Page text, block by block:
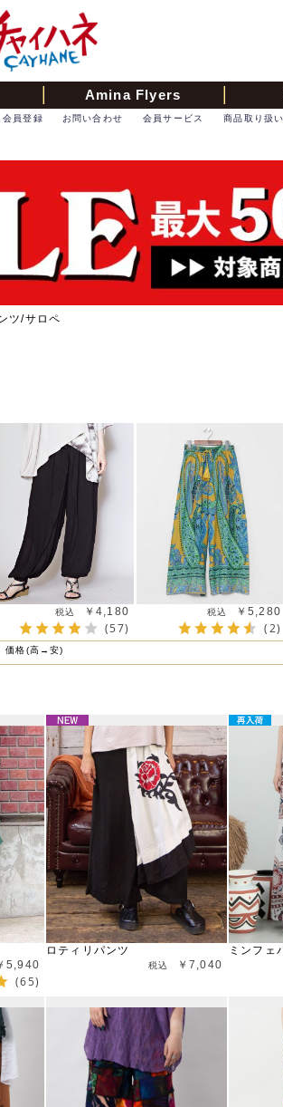
Amina Flyers
商品取り扱
会員サービス
お問い合わせ
会員登録
ツ/サロペ
￥4,180
(57)
￥5,280
(2)
価格(高→安)
5,940
(65)
ロティリパンツ
￥7,040
ミンフェ